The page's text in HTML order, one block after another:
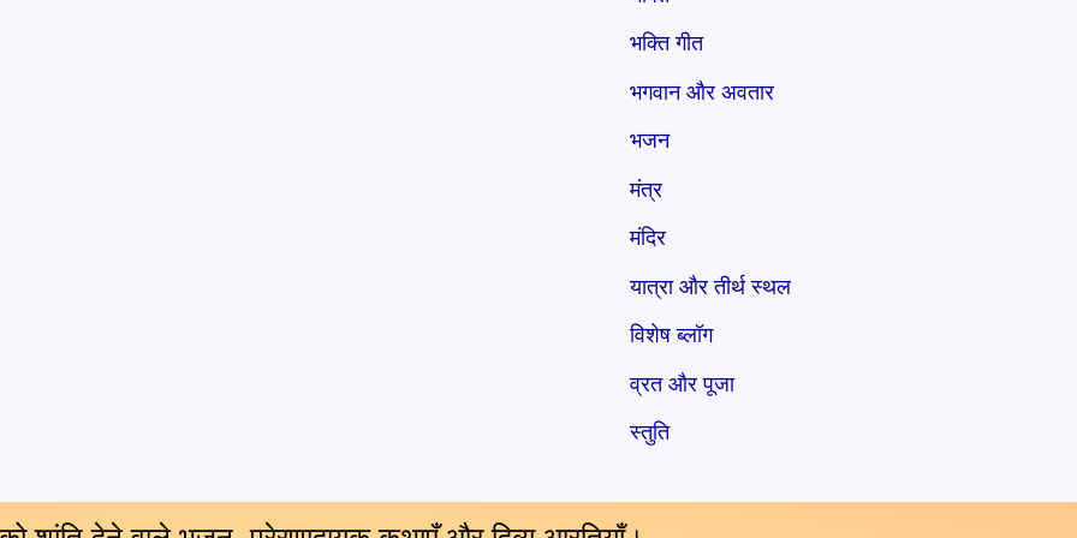
भक्ति गीत
भगवान और अवतार
भजन
मंत्र
मंदिर
यात्रा और तीर्थ स्थल
विशेष ब्लॉग
व्रत और पूजा
स्तुति